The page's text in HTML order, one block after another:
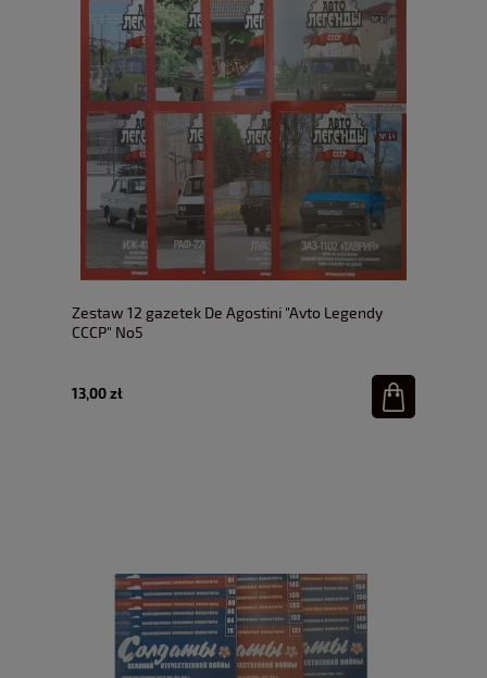
Zestaw 12 gazetek De Agostini "Avto Legendy
CCCP" No5
13,00 zł